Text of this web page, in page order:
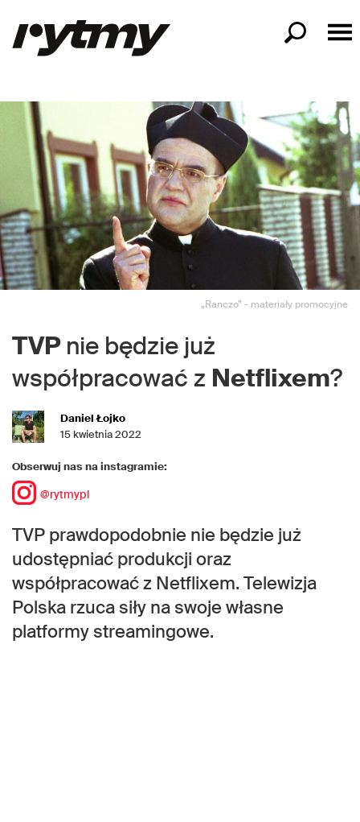
„Ranczo” - materiały promocyjne
TVPnie będzie już
współpracować z Netflixem?
Daniel Łojko
15 kwietnia 2022
Obserwuj nas na instagramie:
@rytmypl
TVP prawdopodobnie nie będzie już
udostępniać produkcji oraz
współpracować z Netflixem. Telewizja
Polska rzuca siły na swoje własne
platformy streamingowe.